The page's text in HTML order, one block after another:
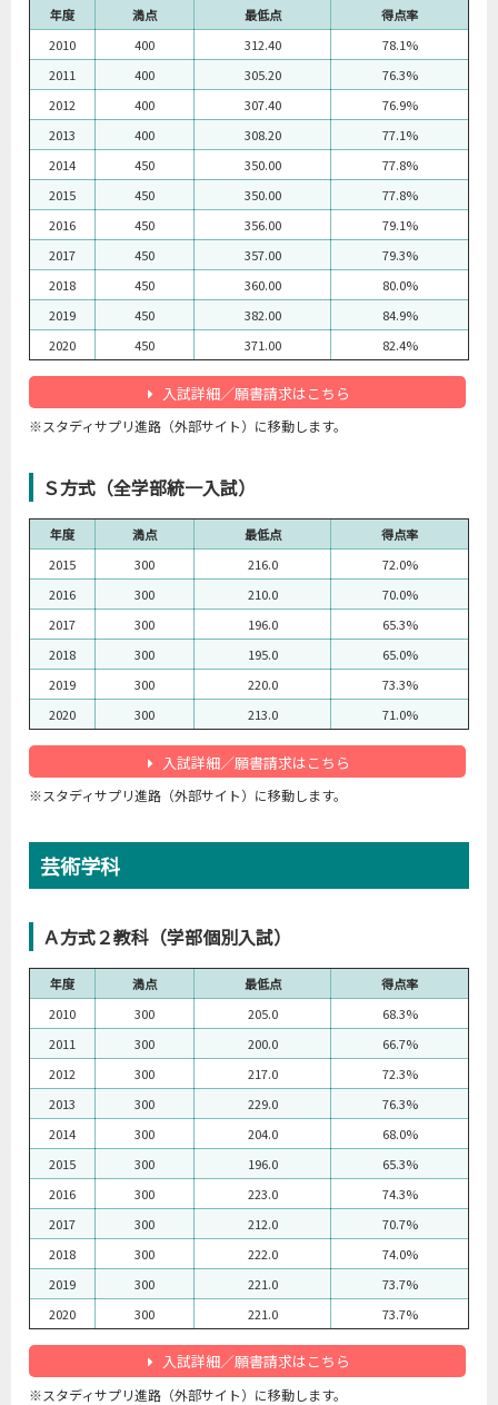
年度 満点 最低点
得点率
2010
400 312.40
78.1%
2011
400 305.20
76.3%
2012
400 307.40
76.9%
2013
400 308.20
77.1%
2014
450 350.00
77.8%
2015
450 350.00
77.8%
2016
450 356.00
79.1%
2017
450 357.00
79.3%
2018
450 360.00
80.0%
2019
450 382.00
84.9%
2020
450 371.00 82.4%
入試詳細／願書請求はこちら
※スタディサプリ進路（外部サイト）に移動します。
Ｓ方式（全学部統一入試）
年度 満点 最低点
得点率
2015
300 216.0
72.0%
2016
300 210.0
70.0%
2017
300 196.0
65.3%
2018
300 195.0
65.0%
2019
300 220.0
73.3%
2020
300 213.0 71.0%
入試詳細／願書請求はこちら
※スタディサプリ進路（外部サイト）に移動します。
芸術学科
Ａ方式２教科（学部個別入試）
年度 満点 最低点
得点率
2010
300 205.0
68.3%
2011
300 200.0
66.7%
2012
300 217.0
72.3%
2013
300 229.0
76.3%
2014
300 204.0
68.0%
2015
300 196.0
65.3%
2016
300 223.0
74.3%
2017
300 212.0
70.7%
2018
300 222.0
74.0%
2019
300 221.0
73.7%
2020
300 221.0 73.7%
入試詳細／願書請求はこちら
※スタディサプリ進路（外部サイト）に移動します。